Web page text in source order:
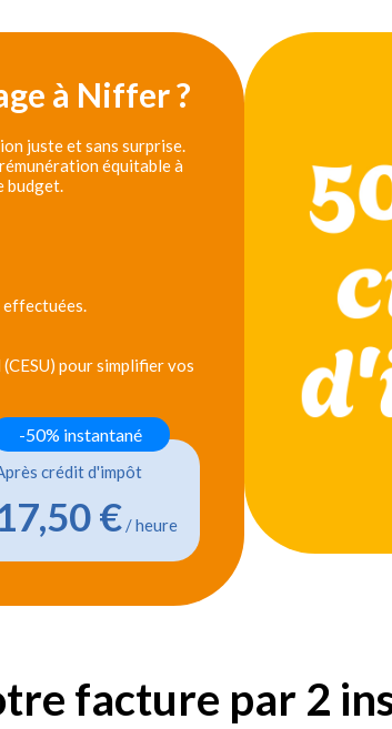
à Niffer ?
juste et sans surprise.
équitable à
budget.
effectuées.
pour simplifier vos
crédit d'impôt
€ / heure
-50% instantané
facture par 2